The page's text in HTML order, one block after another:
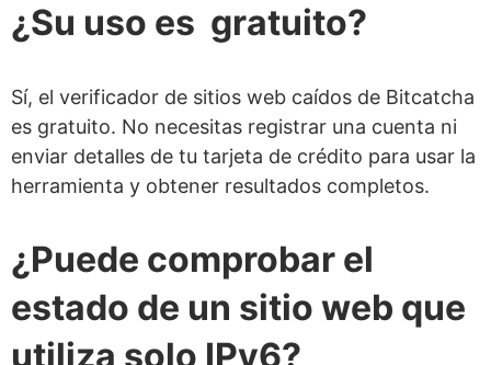
¿Su uso es gratuito?
Sí, el verificador de sitios web caídos de Bitcatcha
es gratuito. No necesitas registrar una cuenta ni
enviar detalles de tu tarjeta de crédito para usar la
herramienta y obtener resultados completos.
¿Puede comprobar el
estado de un sitio web que
utiliza solo IPv6?